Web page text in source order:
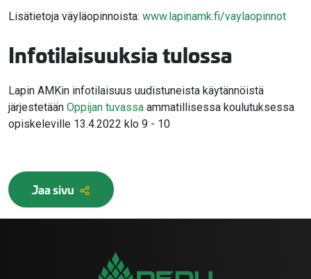
Lisätietoja väyläopinnoista: www.lapinamk.fi/vaylaopinnot
Infotilaisuuksia tulossa
Lapin AMKin infotilaisuus uudistuneista käytännöistä
järjestetään Oppijan tuvassa ammatillisessa koulutuksessa
opiskeleville 13.4.2022 klo 9 - 10
Jaa sivu